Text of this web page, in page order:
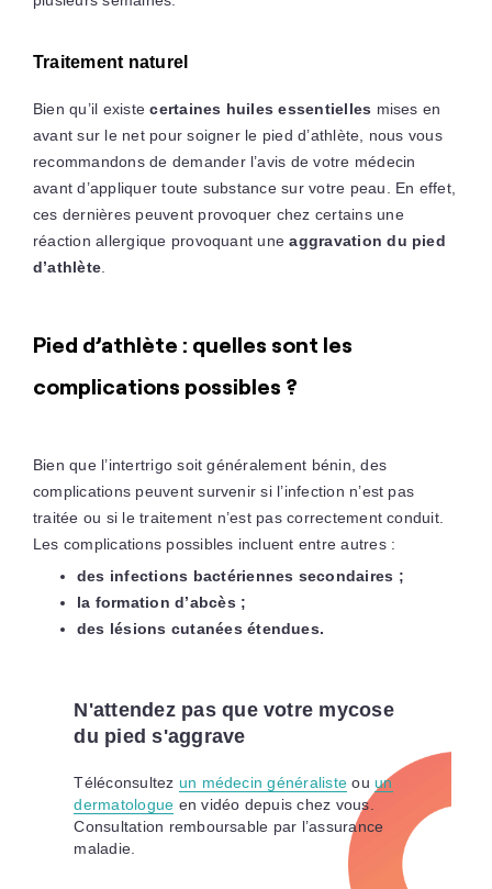
Traitement naturel
Bien qu’il existecertaines huiles essentielles mises en
avant sur le net pour soigner le pied d’athlète, nous vous
recommandons de demander l’avis de votre médecin
avant d’appliquer toute substance sur votre peau. En effet,
ces dernières peuvent provoquer chez certains une
réaction allergique provoquant uneaggravation du pied
d’athlète.
Pied d’athlète : quelles sont les
complications possibles ?
Bien que l’intertrigo soit généralement bénin, des
complications peuvent survenir si l’infection n’est pas
traitée ou si le traitement n’est pas correctement conduit.
Les complications possibles incluent entre autres :
des infections bactériennes secondaires ;
la formation d’abcès ;
des lésions cutanées étendues.
N'attendez pas que votre mycose
du pied s'aggrave
Téléconsultez un médecin généraliste ou un
dermatologue en vidéo depuis chez vous.
Consultation remboursable par l’assurance
maladie.